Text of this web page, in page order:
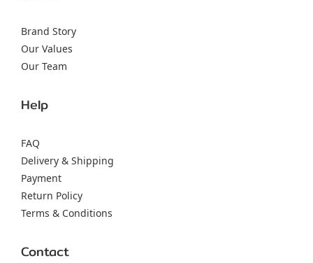
Brand Story
Our Values
Our Team
Help
FAQ
Delivery & Shipping
Payment
Return Policy
Terms & Conditions
Contact